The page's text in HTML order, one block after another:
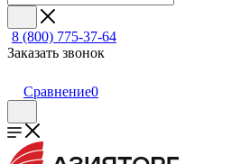
8 (800) 775-37-64
Заказать звонок
Сравнение0